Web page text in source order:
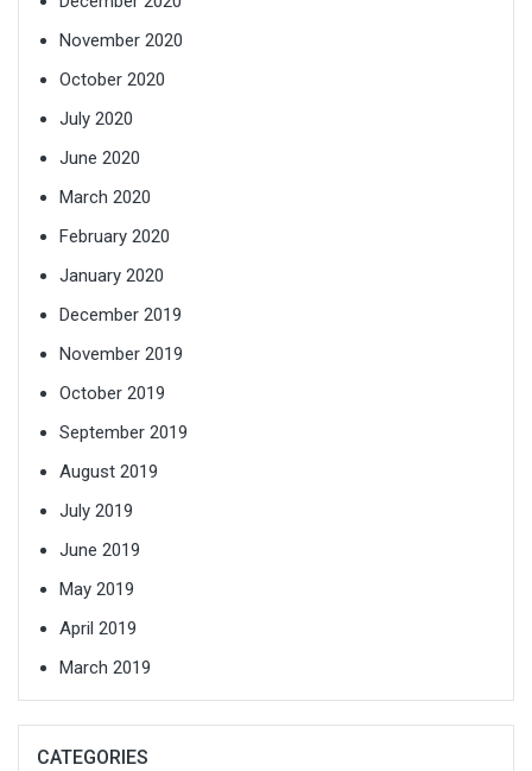
November 2020
October 2020
July 2020
June 2020
March 2020
February 2020
January 2020
December 2019
November 2019
October 2019
September 2019
August 2019
July 2019
June 2019
May 2019
April 2019
March 2019
CATEGORIES